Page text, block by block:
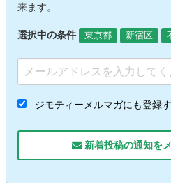
来ます。
選択中の条件 東京都 新宿区
ジモティーメルマガにも登録
新着投稿の通知を